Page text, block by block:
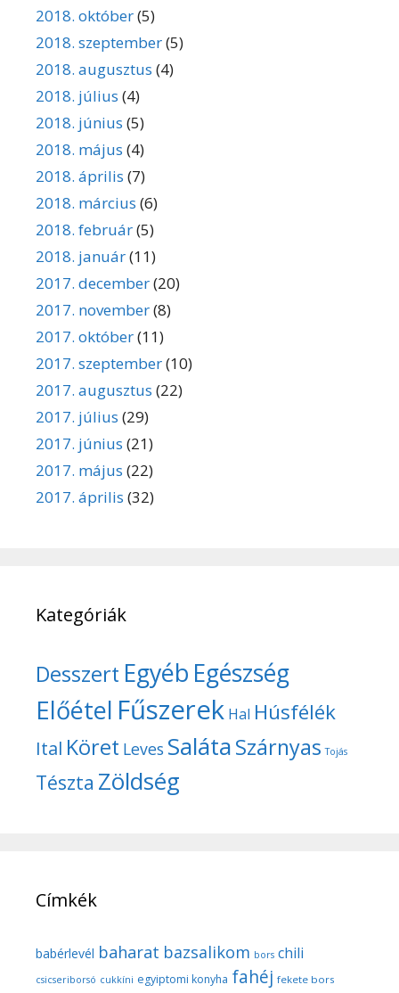
2018. október(5)
2018. szeptember(5)
2018. augusztus (4)
2018. július (4)
2018. június (5)
2018. május (4)
2018. április (7)
2018. március (6)
2018. február(5)
2018. január(11)
2017. december(20)
2017. november(8)
2017. október(11)
2017. szeptember(10)
2017. augusztus (22)
2017. július (29)
2017. június (21)
2017. május (22)
2017. április (32)
Kategóriák
Desszert Egyéb Egészség
Előétel Fűszerek Hal Húsfélék
Ital Köret Leves SalátaSzárnyas Tojás
Tészta Zöldség
Címkék
babérlevél baharat bazsalikom bors chili
csicseriborsó cukkíni egyiptomi konyha fahéj fekete bors